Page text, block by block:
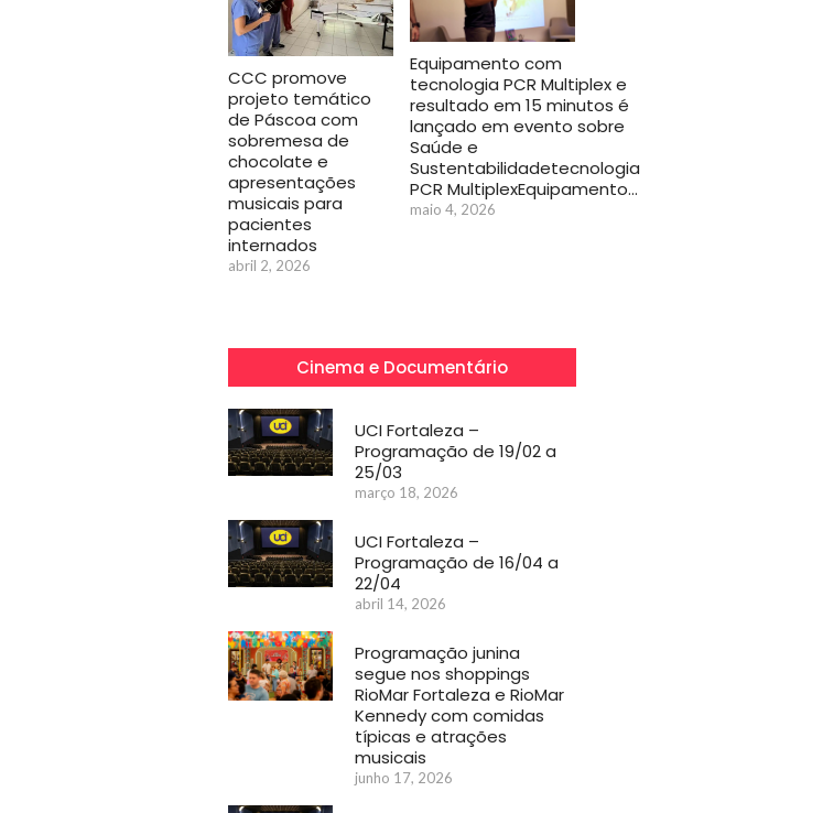
CCC promove
projeto temático
de Páscoa com
sobremesa de
chocolate e
apresentações
musicais para
pacientes
internados
abril 2, 2026
Equipamento com
tecnologia PCR Multiplex e
resultado em 15 minutos é
lançado em evento sobre
Saúde e
Sustentabilidadetecnologia
PCR MultiplexEquipamento…
maio 4, 2026
Cinema e Documentário
UCI Fortaleza –
Programação de 19/02 a
25/03
março 18, 2026
UCI Fortaleza –
Programação de 16/04 a
22/04
abril 14, 2026
Programação junina
segue nos shoppings
RioMar Fortaleza e RioMar
Kennedy com comidas
típicas e atrações
musicais
junho 17, 2026